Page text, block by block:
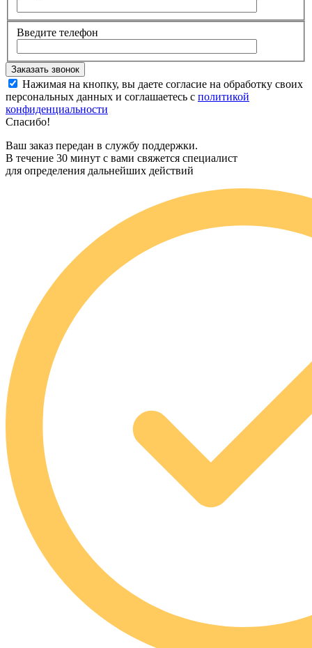
Введите телефон
Нажимая на кнопку, вы даете согласие на обработку своих
персональных данных и соглашаетесь с политикой
конфиденциальности
Спасибо!
Ваш заказ передан в службу поддержки.
В течение 30 минут с вами свяжется специалист
для определения дальнейших действий